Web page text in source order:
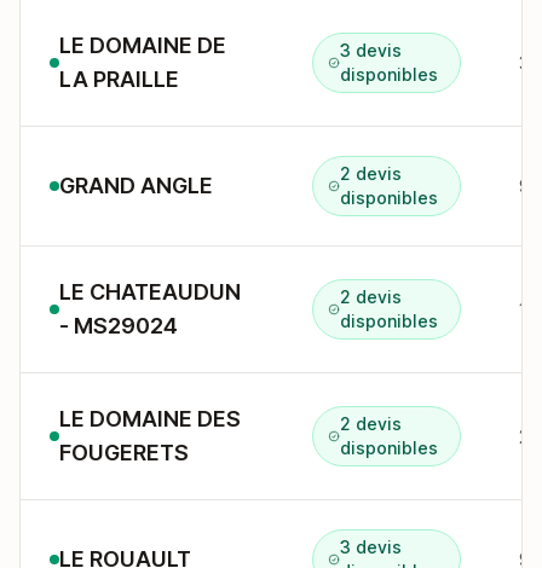
LE DOMAINE DE
LA PRAILLE
3 devis
disponibles
GRAND ANGLE
2 devis
disponibles
9
LE CHATEAUDUN
- MS29024
2 devis
disponibles
LE DOMAINE DES
FOUGERETS
2 devis
disponibles
2
LE ROUAULT
3 devis
9/